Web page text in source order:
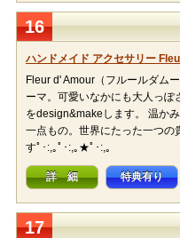
16
ハンドメイド アクセサリー
Fleur d' Amour（フルールダム
ーマ。可愛いなかにも大人っ
をdesign&makeします。 温か
一点もの。世界にたった一つの
すﾟ･:,｡ﾟ･:,｡★ﾟ･:,｡
詳 細 特典有り
17